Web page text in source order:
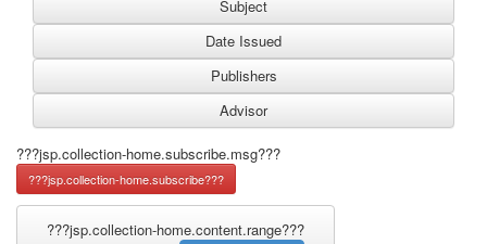
???jsp.collection-home.subscribe.msg???
???jsp.collection-home.content.range???